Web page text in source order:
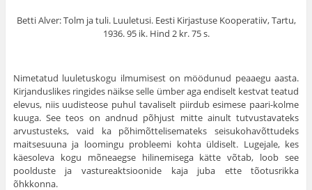
Betti Alver: Tolm ja tuli. Luuletusi. Eesti Kirjastuse Kooperatiiv, Tartu,
1936. 95 ik. Hind 2 kr. 75 s.
Nimetatud luuletuskogu ilmumisest on möödunud peaaegu aasta.
Kirjanduslikes ringides näikse selle ümber aga endiselt kestvat teatud
elevus, niis uudisteose puhul tavaliselt piirdub esimese paari-kolme
kuuga. See teos on andnud põhjust mitte ainult tutvustavateks
arvustusteks, vaid ka põhimõttelisemateks seisukohavõttudeks
maitsesuuna ja loomingu probleemi kohta üldiselt. Lugejale, kes
käesoleva kogu mõneaegse hilinemisega kätte võtab, loob see
poolduste ja vastureaktsioonide kaja juba ette tõotusrikka
õhkkonna.